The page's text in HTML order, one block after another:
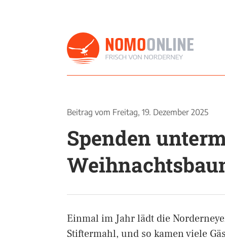
Beitrag vom Freitag, 19. Dezember 2025
Spenden
Einmal im Jahr lädt die
Stiftermahl, und so kamen viele